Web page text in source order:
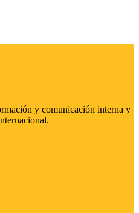
y comunicación interna y